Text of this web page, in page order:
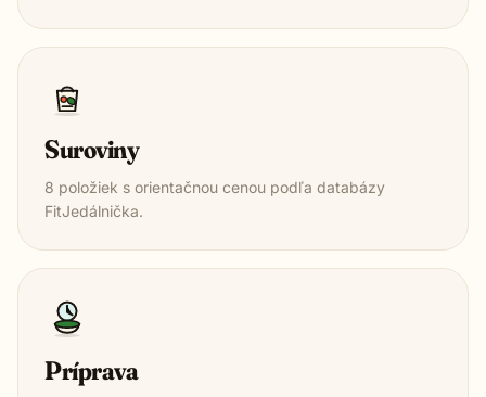
Suroviny
8 položiek s orientačnou cenou podľa databázy
FitJedálnička.
Príprava